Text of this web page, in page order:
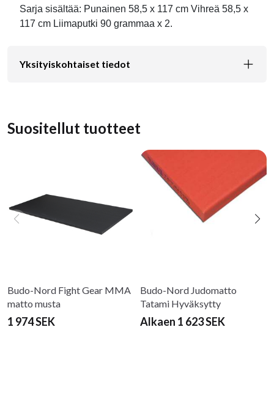
Sarja sisältää: Punainen 58,5 x 117 cm Vihreä 58,5 x
117 cm Liimaputki 90 grammaa x 2.
Yksityiskohtaiset tiedot
Suositellut tuotteet
Budo-Nord Fight Gear MMA
matto musta
1 974 SEK
Budo-Nord Judomatto
Tatami Hyväksytty
Alkaen 1 623 SEK